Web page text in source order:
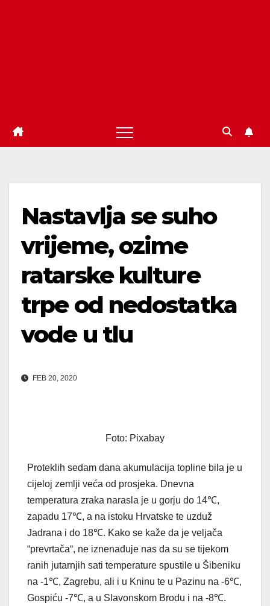
Nastavlja se suho
vrijeme, ozime
ratarske kulture
trpe od nedostatka
vode u tlu
FEB 20, 2020
Foto: Pixabay
Proteklih sedam dana akumulacija topline bila je u
cijeloj zemlji veća od prosjeka. Dnevna
temperatura zraka narasla je u gorju do 14℃,
zapadu 17℃, a na istoku Hrvatske te uzduž
Jadrana i do 18℃. Kako se kaže da je veljača
“prevrtača“, ne iznenađuje nas da su se tijekom
ranih jutarnjih sati temperature spustile u Šibeniku
na -1℃, Zagrebu, ali i u Kninu te u Pazinu na -6℃,
Gospiću -7℃, a u Slavonskom Brodu i na -8℃.